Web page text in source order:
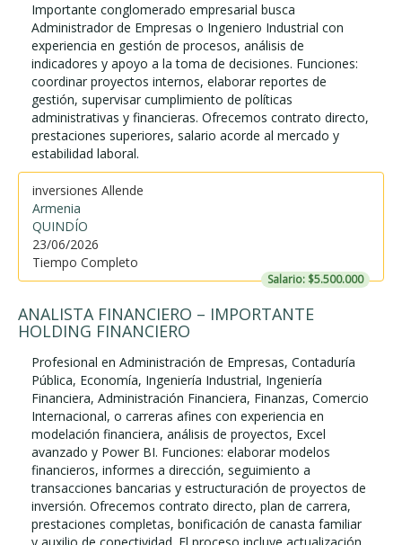
Importante conglomerado empresarial busca
Administrador de Empresas o Ingeniero Industrial con
experiencia en gestión de procesos, análisis de
indicadores y apoyo a la toma de decisiones. Funciones:
coordinar proyectos internos, elaborar reportes de
gestión, supervisar cumplimiento de políticas
administrativas y financieras. Ofrecemos contrato directo,
prestaciones superiores, salario acorde al mercado y
estabilidad laboral.
inversiones Allende
Armenia
QUINDÍO
23/06/2026
Tiempo Completo
Salario: $5.500.000
ANALISTA FINANCIERO – IMPORTANTE
HOLDING FINANCIERO
Profesional en Administración de Empresas, Contaduría
Pública, Economía, Ingeniería Industrial, Ingeniería
Financiera, Administración Financiera, Finanzas, Comercio
Internacional, o carreras afines con experiencia en
modelación financiera, análisis de proyectos, Excel
avanzado y Power BI. Funciones: elaborar modelos
financieros, informes a dirección, seguimiento a
transacciones bancarias y estructuración de proyectos de
inversión. Ofrecemos contrato directo, plan de carrera,
prestaciones completas, bonificación de canasta familiar